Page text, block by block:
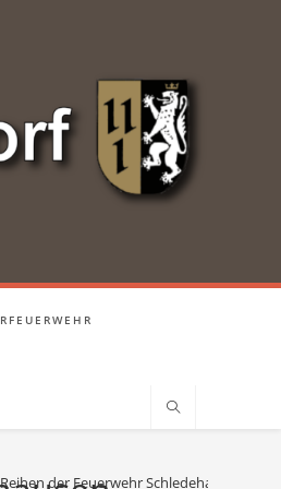
der Feuerwehr Schledehausen